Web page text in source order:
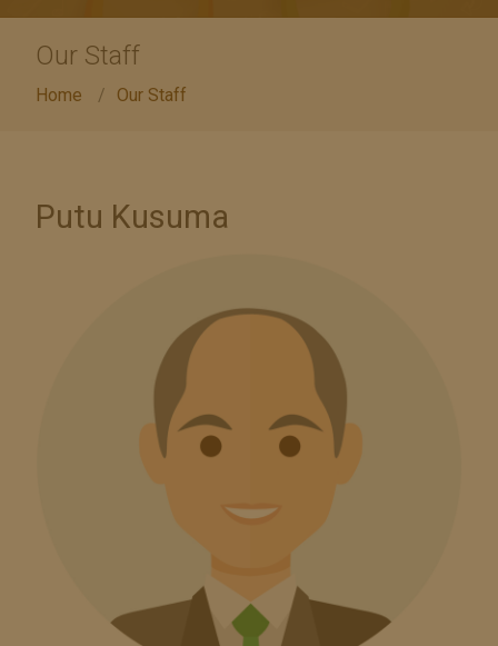
Our Staff
Home Our Staff
Putu Kusuma